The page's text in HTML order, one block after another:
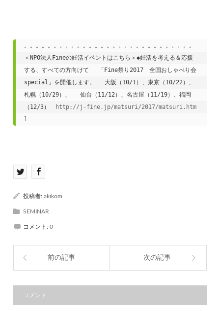
。。。。。。。。。。。。。。。。。。。。。。。。。。。。。
＜NPO法人Fineの妊活イベントはこちら＞◆妊活を考える＆応援
する、すべての方向けて 　「Fine祭り2017　全国おしゃべり会
special」を開催します。 　大阪（10/1）、東京（10/22）、
札幌（10/29）、 　仙台（11/12）、名古屋（11/19）、福岡
（12/3）
http://j-fine.jp/matsuri/2017/matsuri.htm
l
投稿者:akikom
SEMINAR
コメント:0
前の記事 次の記事
コメント